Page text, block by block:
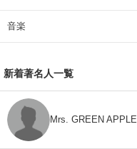
音楽
新着著名人一覧
Mrs. GREEN APPLE